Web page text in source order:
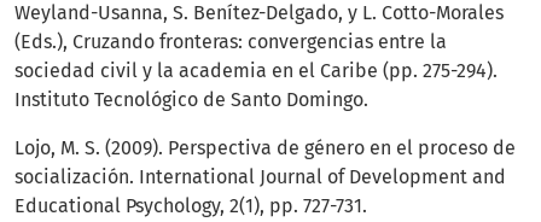
Weyland-Usanna, S. Benítez-Delgado, y L. Cotto-Morales
(Eds.), Cruzando fronteras: convergencias entre la
sociedad civil y la academia en el Caribe (pp. 275-294).
Instituto Tecnológico de Santo Domingo.
Lojo, M. S. (2009). Perspectiva de género en el proceso de
socialización. International Journal of Development and
Educational Psychology, 2(1), pp. 727-731.